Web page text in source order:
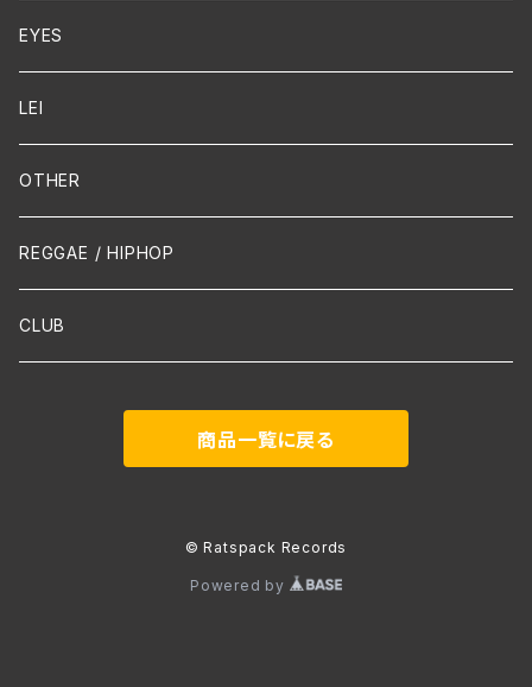
Cello
Guitar / Ukulele
Mandolin
声楽
吹奏楽
Contemporary / Avangarde
EYES
LEI
OTHER
REGGAE / HIPHOP
CLUB
商品一覧に戻る
© Ratspack Records
Powered by